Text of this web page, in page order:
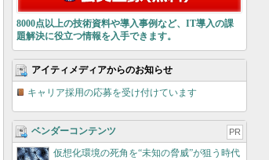
8000点以上の技術資料や導入事例など、IT導入の課
題解決に役立つ情報を入手できます。
アイティメディアからのお知らせ
キャリア採用の応募を受け付けています
ベンダーコンテンツ PR
仮想化環境の死角を“未知の脅威”が狙う時代